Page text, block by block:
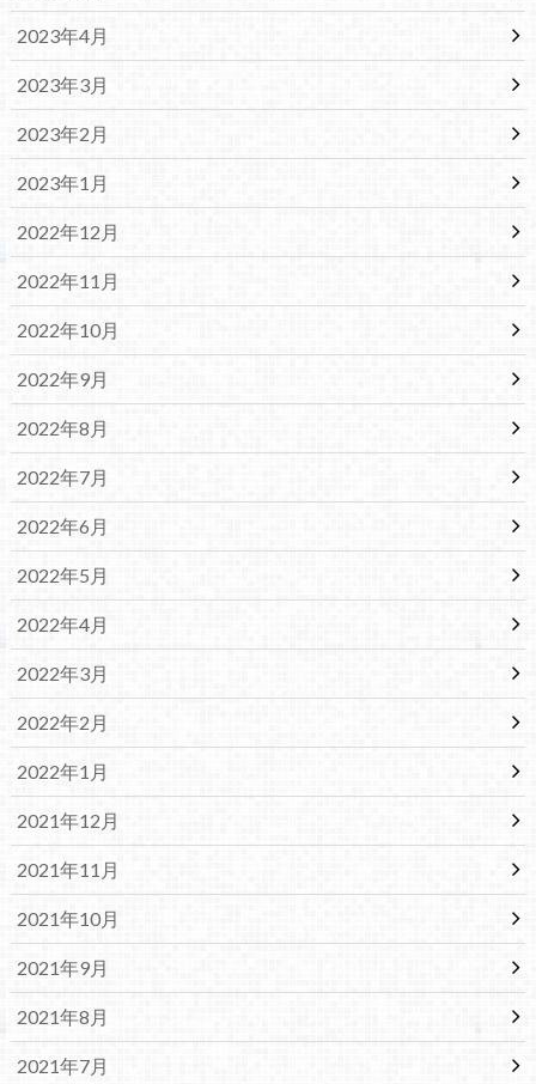
2023年4月
2023年3月
2023年2月
2023年1月
2022年12月
2022年11月
2022年10月
2022年9月
2022年8月
2022年7月
2022年6月
2022年5月
2022年4月
2022年3月
2022年2月
2022年1月
2021年12月
2021年11月
2021年10月
2021年9月
2021年8月
2021年7月